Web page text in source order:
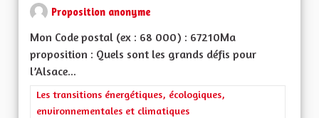
Proposition anonyme
Mon Code postal (ex : 68 000) : 67210Ma
proposition : Quels sont les grands défis pour
l’Alsace...
Filtrer les résultats de la catégorie : Les transitions
Les transitions énergétiques, écologiques,
environnementales et climatiques